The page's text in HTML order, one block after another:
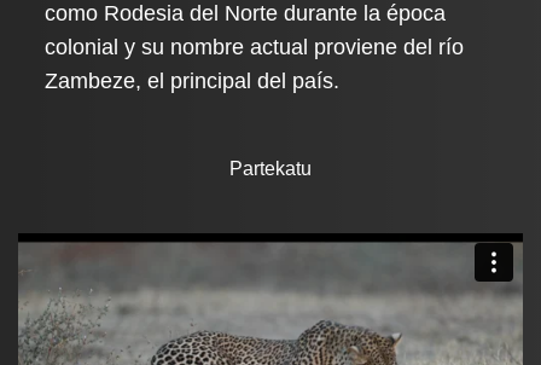
como Rodesia del Norte durante la época
colonial y su nombre actual proviene del río
Zambeze, el principal del país.
Partekatu